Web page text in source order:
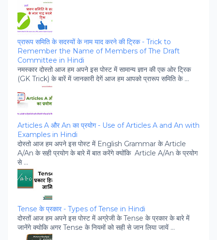
प्रारूप समिति के सदस्‍यों के नाम याद करने की ट्रिक - Trick to
Remember the Name of Members of The Draft
Committee in Hindi
नमस्‍कार दोस्‍तो आज हम अपने इस पोस्‍ट में सामान्‍य ज्ञान की एक ओर ट्रिक
(GK Trick) के बारें में जानकारी देगें आज हम आपको प्रारूप समिति के ...
Articles A और An का प्रयोग - Use of Articles A and An with
Examples in Hindi
दोस्‍तो आज हम अपने इस पोस्‍ट में English Grammar के Article
A/An के सही प्रयोग के बारे में बात करेंगे क्‍योंकि Article A/An के प्रयोग
से ...
Tense के प्रकार - Types of Tense in Hindi
दोस्‍तों आज हम अपने इस पोस्‍ट में अग्रेजी के Tense के प्रकार के बारे में
जानेंगे क्‍योकि अगर Tense के नियमों को सही से जान लिया जायें ...